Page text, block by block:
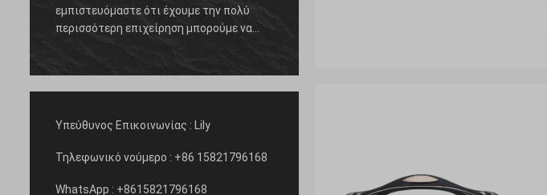
εμπιστευόμαστε ότι έχουμε την πολύ
περισσότερη επιχείρηση μπορούμε να
Υπεύθυνος Επικοινωνίας : Lily
Τηλεφωνικό νούμερο : +86 15821796168
WhatsApp : +8615821796168